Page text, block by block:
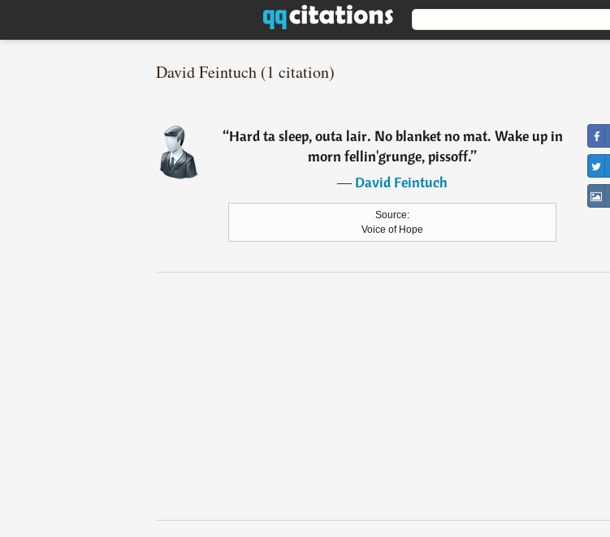
David Feintuch (1 citation)
“Hard ta sleep, outa lair. No blanket no mat. Wake up in
morn fellin'grunge, pissoff.”
―David Feintuch
Source:
Voice of Hope